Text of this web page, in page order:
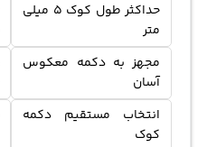
حداکثر طول کوک 5 میلی
متر
مجهز به دکمه معکوس
آسان
انتخاب مستقیم دکمه
کوک